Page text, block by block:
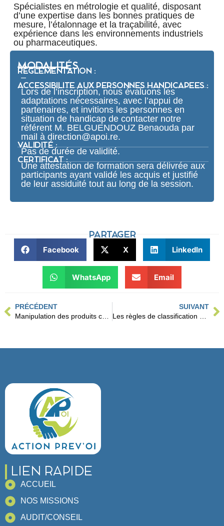
Spécialistes en métrologie et qualité, disposant
d’une expertise dans les bonnes pratiques de
mesure, l’étalonnage et la traçabilité, avec
expérience dans les environnements industriels
ou pharmaceutiques.
MODALITÉS
RÉGLEMENTATION :
–
ACCESSIBILITE AUX PERSONNES HANDICAPEES :
Lors de l’inscription, nous évaluons les
adaptations nécessaires, avec l’appui de
partenaires, et invitions les personnes en
situation de handicap de contacter notre
référent M. BELGUENDOUZ Benaouda par
mail à direction@apoi.re.
VALIDITÉ :
Pas de durée de validité.
CERTIFICAT :
Une attestation de formation sera délivrée aux
participants ayant validé les acquis et justifié
de leur assiduité tout au long de la session.
PARTAGER
Facebook X LinkedIn
WhatsApp Email
PRÉCÉDENT
SUIVANT
LIEN RAPIDE
ACCUEIL
NOS MISSIONS
AUDIT/CONSEIL